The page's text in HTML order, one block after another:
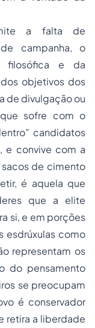
a falta de
campanha, o
filosófica e da
objetivos dos
de divulgação ou
sofre com o
candidatos
e convive com a
de cimento
é aquela que
que a elite
si, e em porções
esdrúxulas como
representam os
do pensamento
se preocupam
é conservador
retira a liberdade